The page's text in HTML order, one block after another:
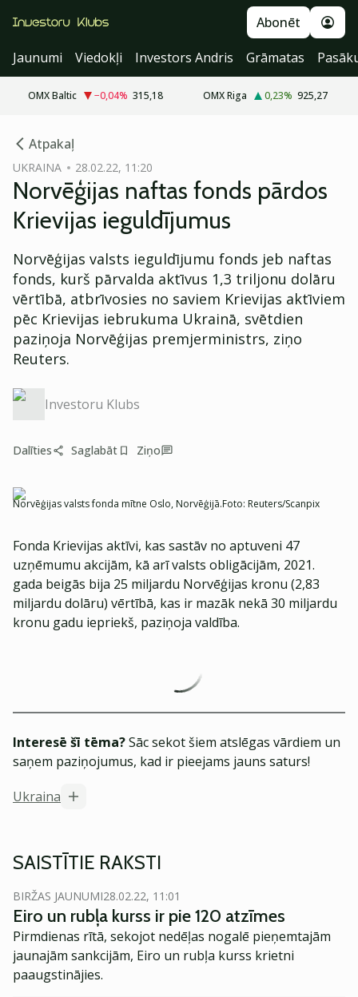
Abonēt
Jaunumi
Viedokļi Investors Andris Grāmatas
OMX Baltic −0,04% 315,18 OMX Riga 0,23% 925,27
Atpakaļ
UKRAINA 28.02.22, 11:20
Norvēģijas naftas fonds pārdos
Krievijas ieguldījumus
Norvēģijas valsts ieguldījumu fonds jeb naftas
fonds, kurš pārvalda aktīvus 1,3 triljonu dolāru
vērtībā, atbrīvosies no saviem Krievijas aktīviem
pēc Krievijas iebrukuma Ukrainā, svētdien
paziņoja Norvēģijas premjerministrs, ziņo
Reuters.
Investoru Klubs
Dalīties Saglabāt Ziņo
Norvēģijas valsts fonda mītne Oslo, Norvēģijā.Foto: Reuters/Scanpix
Fonda Krievijas aktīvi, kas sastāv no aptuveni 47
uzņēmumu akcijām, kā arī valsts obligācijām, 2021.
gada beigās bija 25 miljardu Norvēģijas kronu (2,83
miljardu dolāru) vērtībā, kas ir mazāk nekā 30 miljardu
kronu gadu iepriekš, paziņoja valdība.
Interesē šī tēma?Sāc sekot šiem atslēgas vārdiem un
saņem paziņojumus, kad ir pieejams jauns saturs!
Ukraina
SAISTĪTIE RAKSTI
BIRŽAS JAUNUMI28.02.22, 11:01
Eiro un rubļa kurss ir pie 120 atzīmes
Pirmdienas rītā, sekojot nedēļas nogalē pieņemtajām
jaunajām sankcijām, Eiro un rubļa kurss krietni
paaugstinājies.